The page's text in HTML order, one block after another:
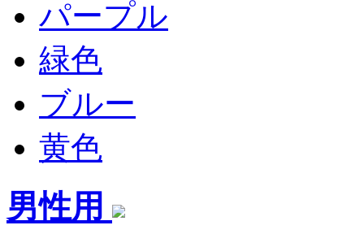
パープル
緑色
ブルー
黄色
男性用